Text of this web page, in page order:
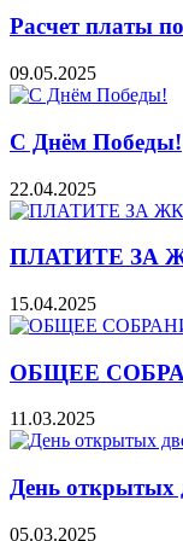
Расчет платы
09.05.2025
С Днём Победы!
22.04.2025
ПЛАТИТЕ ЗА
15.04.2025
ОБЩЕЕ
11.03.2025
День открытых
05.03.2025